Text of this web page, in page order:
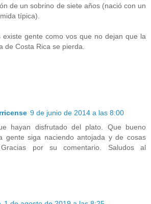
de un sobrino de siete años (nació con un
típica).
existe gente como vos que no dejan que la
de Costa Rica se pierda.
9 de junio de 2014 a las 8:00
hayan disfrutado del plato. Que bueno
gente siga naciendo antojada y de cosas
Gracias por su comentario. Saludos al